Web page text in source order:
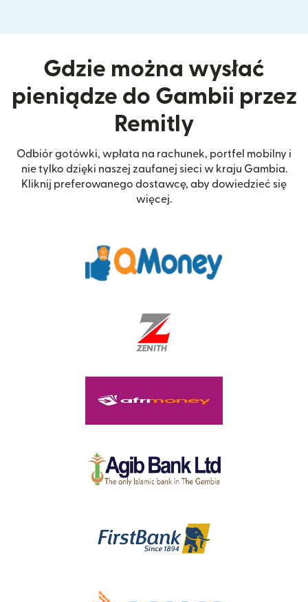
Gdzie można wysłać
pieniądze do Gambii przez
Remitly
Odbiór gotówki, wpłata na rachunek, portfel mobilny i
nie tylko dzięki naszej zaufanej sieci w kraju Gambia.
Kliknij preferowanego dostawcę, aby dowiedzieć się
więcej.